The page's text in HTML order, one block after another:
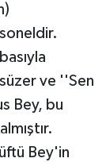
ve ''Sen
Bey, bu
Bey'in